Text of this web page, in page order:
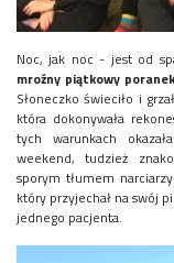
Noc, jak noc - jest od
mroźny piątkowy
Słoneczko świeciło i
która dokonywała
tych warunkach
weekend, tudzież
sporym tłumem
który przyjechał na swój
jednego pacjenta.